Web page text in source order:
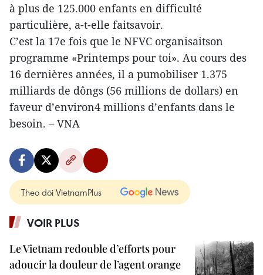
à plus de 125.000 enfants en difficulté
particulière, a-t-elle faitsavoir.
C’est la 17e fois que le NFVC organisaitson
programme «Printemps pour toi». Au cours des
16 dernières années, il a pumobiliser 1.375
milliards de dôngs (56 millions de dollars) en
faveur d’environ4 millions d’enfants dans le
besoin. – VNA
Theo dõi VietnamPlus
VOIR PLUS
Le Vietnam redouble d’efforts pour
adoucir la douleur de l’agent orange